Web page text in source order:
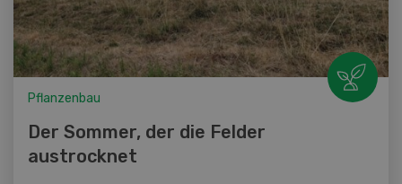
Pflanzenbau
Der Sommer, der die Felder
austrocknet